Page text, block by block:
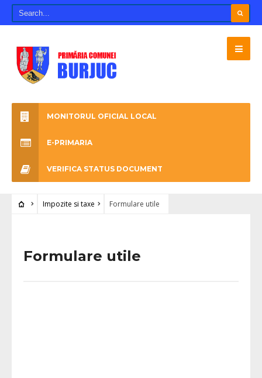
MONITORUL OFICIAL LOCAL
E-PRIMARIA
VERIFICA STATUS DOCUMENT
Impozite si taxe Formulare utile
Formulare utile